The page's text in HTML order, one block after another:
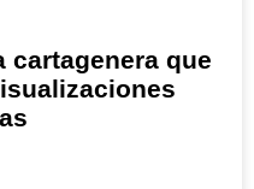
cartagenera que